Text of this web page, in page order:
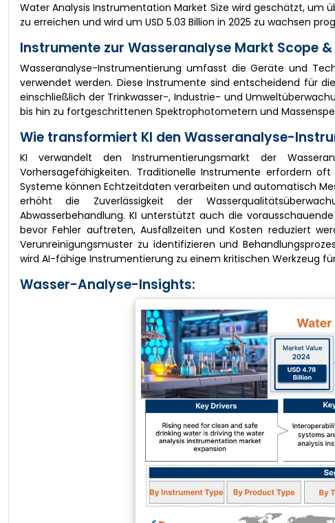
Water Analysis Instrumentation Market Size wird geschätzt, um
zu erreichen und wird um USD 5.03 Billion in 2025 zu wachsen
Instrumente zur Wasseranalyse Markt Scope
Wasseranalyse-Instrumentierung umfasst die Geräte und
verwendet werden. Diese Instrumente sind entscheidend für
einschließlich der Trinkwasser-, Industrie- und
bis hin zu fortgeschrittenen Spektrophotometern und
Wie transformiert KI den Wasseranalyse-
KI verwandelt den Instrumentierungsmarkt der
Vorhersagefähigkeiten. Traditionelle Instrumente erfordern
Systeme können Echtzeitdaten verarbeiten und automatisch
erhöht die Zuverlässigkeit der
Abwasserbehandlung. KI unterstützt auch die
bevor Fehler auftreten, Ausfallzeiten und Kosten reduziert
Verunreinigungsmuster zu identifizieren und
wird AI-fähige Instrumentierung zu einem kritischen Werkzeug
Wasser-Analyse-Insights: